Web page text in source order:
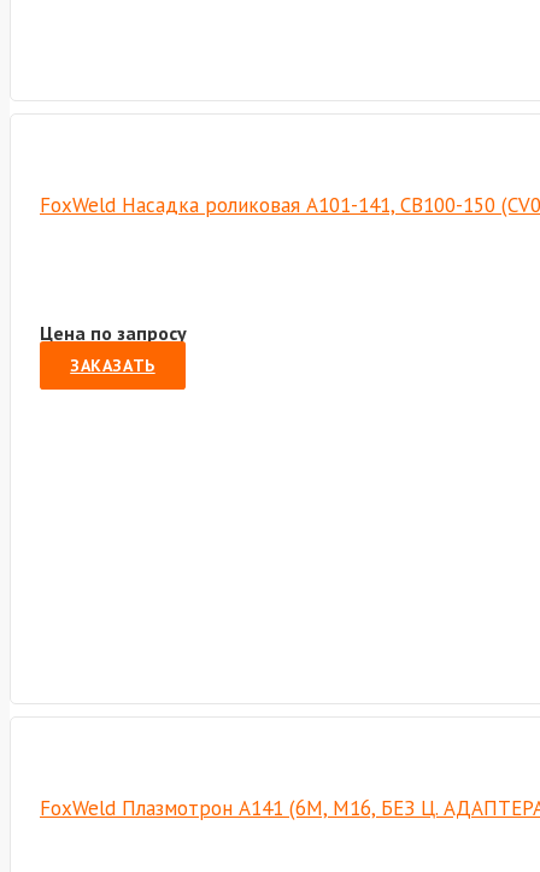
FoxWeld Насадка роликовая А101-141, СВ100-150
Цена по запросу
ЗАКАЗАТЬ
FoxWeld Плазмотрон А141 (6М, М16, БЕЗ Ц.